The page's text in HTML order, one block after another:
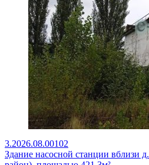
3.2026.08.00102
Здание насосной станции вблизи